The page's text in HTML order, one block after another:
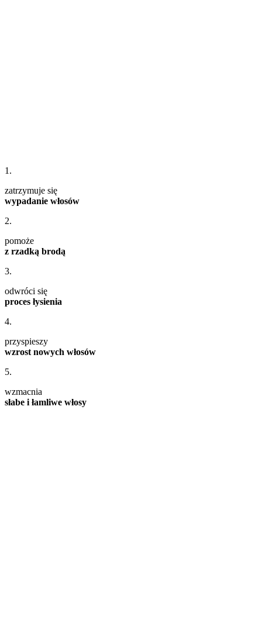
1.
zatrzymuje się
wypadanie włosów
2.
pomoże
z rzadką brodą
3.
odwróci się
proces łysienia
4.
przyspieszy
wzrost nowych włosów
5.
wzmacnia
słabe i łamliwe włosy